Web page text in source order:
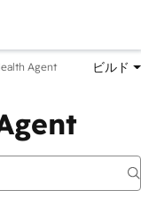
Agent ビルド